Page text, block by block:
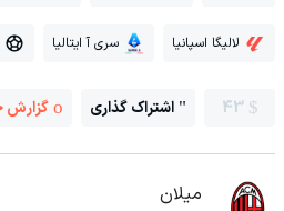
لالیگا اسپانیا سری آ ایتالیا
43 اشتراک گذاری گزارش
میلان